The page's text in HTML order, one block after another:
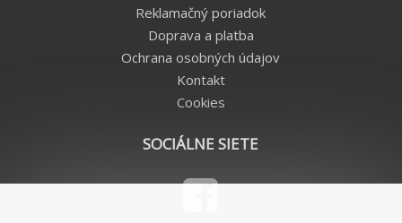
Reklamačný poriadok
Doprava a platba
Ochrana osobných údajov
Kontakt
Cookies
SOCIÁLNE SIETE